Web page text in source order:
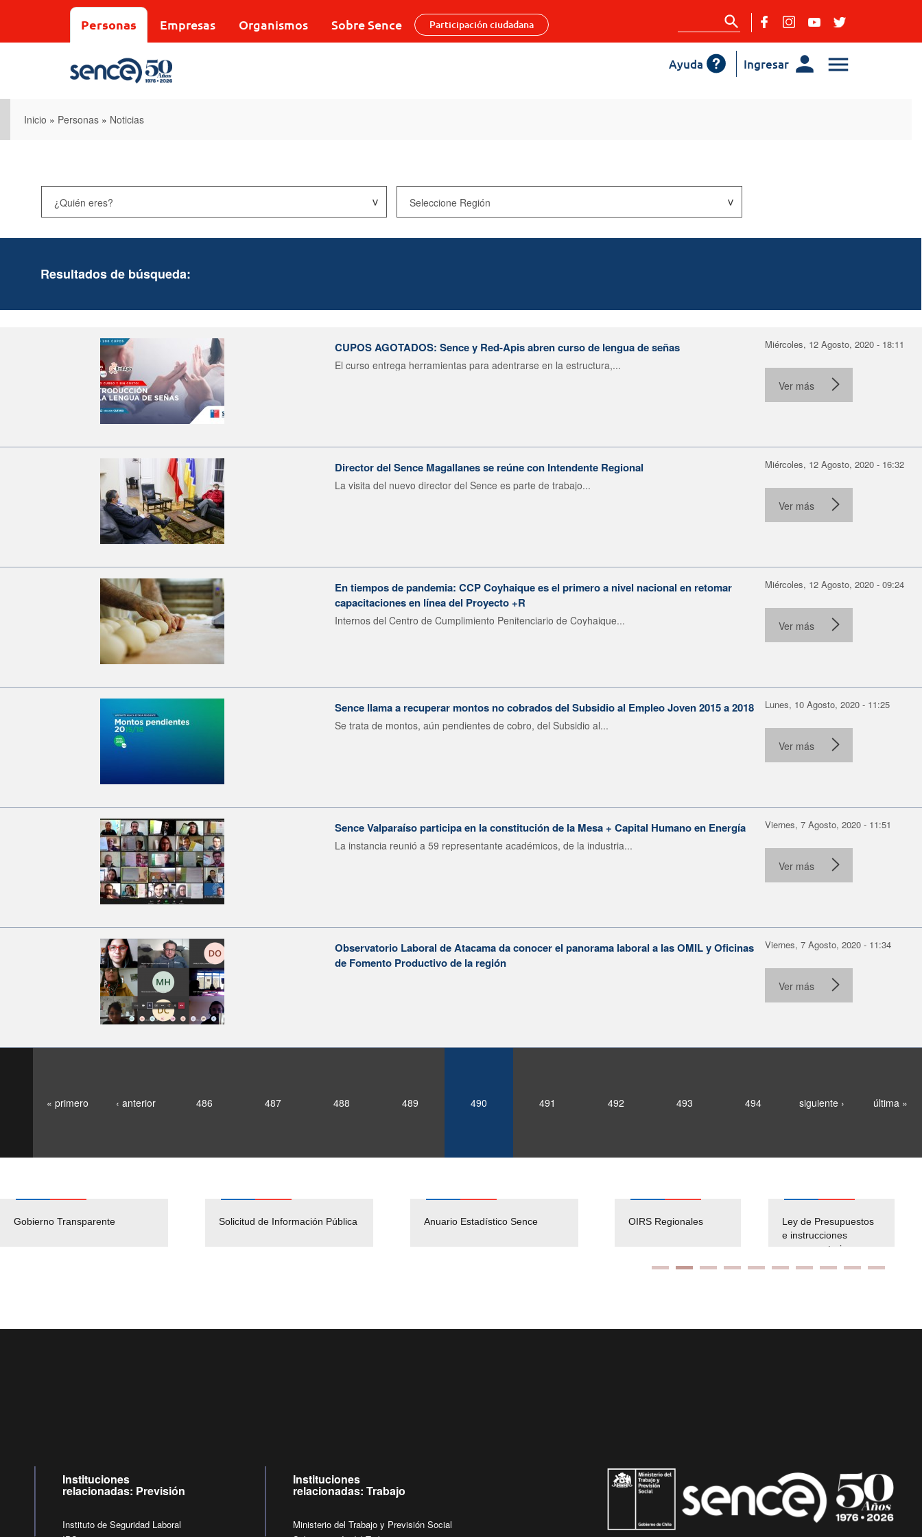
Personas Empresas Organismos Sobre Sence Participación ciudadana
Ingresar
Ayuda
Inicio » Personas » Noticias
Resultados de búsqueda:
CUPOS AGOTADOS: Sence y Red-Apis abren curso de lengua de señas
El curso entrega herramientas para adentrarse en la estructura,...
Miércoles, 12 Agosto, 2020 - 18:11
Ver más
Director del Sence Magallanes se reúne con Intendente Regional
La visita del nuevo director del Sence es parte de trabajo...
Miércoles, 12 Agosto, 2020 - 16:32
Ver más
En tiempos de pandemia: CCP Coyhaique es el primero a nivel nacional en retomar
capacitaciones en línea del Proyecto +R
Internos del Centro de Cumplimiento Penitenciario de Coyhaique...
Miércoles, 12 Agosto, 2020 - 09:24
Ver más
Sence llama a recuperar montos no cobrados del Subsidio al Empleo Joven 2015 a 2018
Se trata de montos, aún pendientes de cobro, del Subsidio al...
Lunes, 10 Agosto, 2020 - 11:25
Ver más
Sence Valparaíso participa en la constitución de la Mesa + Capital Humano en Energía
La instancia reunió a 59 representante académicos, de la industria...
Viernes, 7 Agosto, 2020 - 11:51
Ver más
Observatorio Laboral de Atacama da conocer el panorama laboral a las OMIL y Oficinas
de Fomento Productivo de la región
Viernes, 7 Agosto, 2020 - 11:34
Ver más
« primero ‹ anterior 486 487 488 489 490 491 492 493 494 siguiente › última »
Gobierno Transparente Solicitud de Información Pública Anuario Estadístico Sence
Pago Proveedores
Empleos Públicos
Solicitud Audiencias y
OIRS Regionales
Ley de Presupuestos
e instrucciones
presuspuetarias
Instituciones
relacionadas: Previsión
Instituto de Seguridad Laboral
Instituciones
relacionadas: Trabajo
Ministerio del Trabajo y Previsión Social